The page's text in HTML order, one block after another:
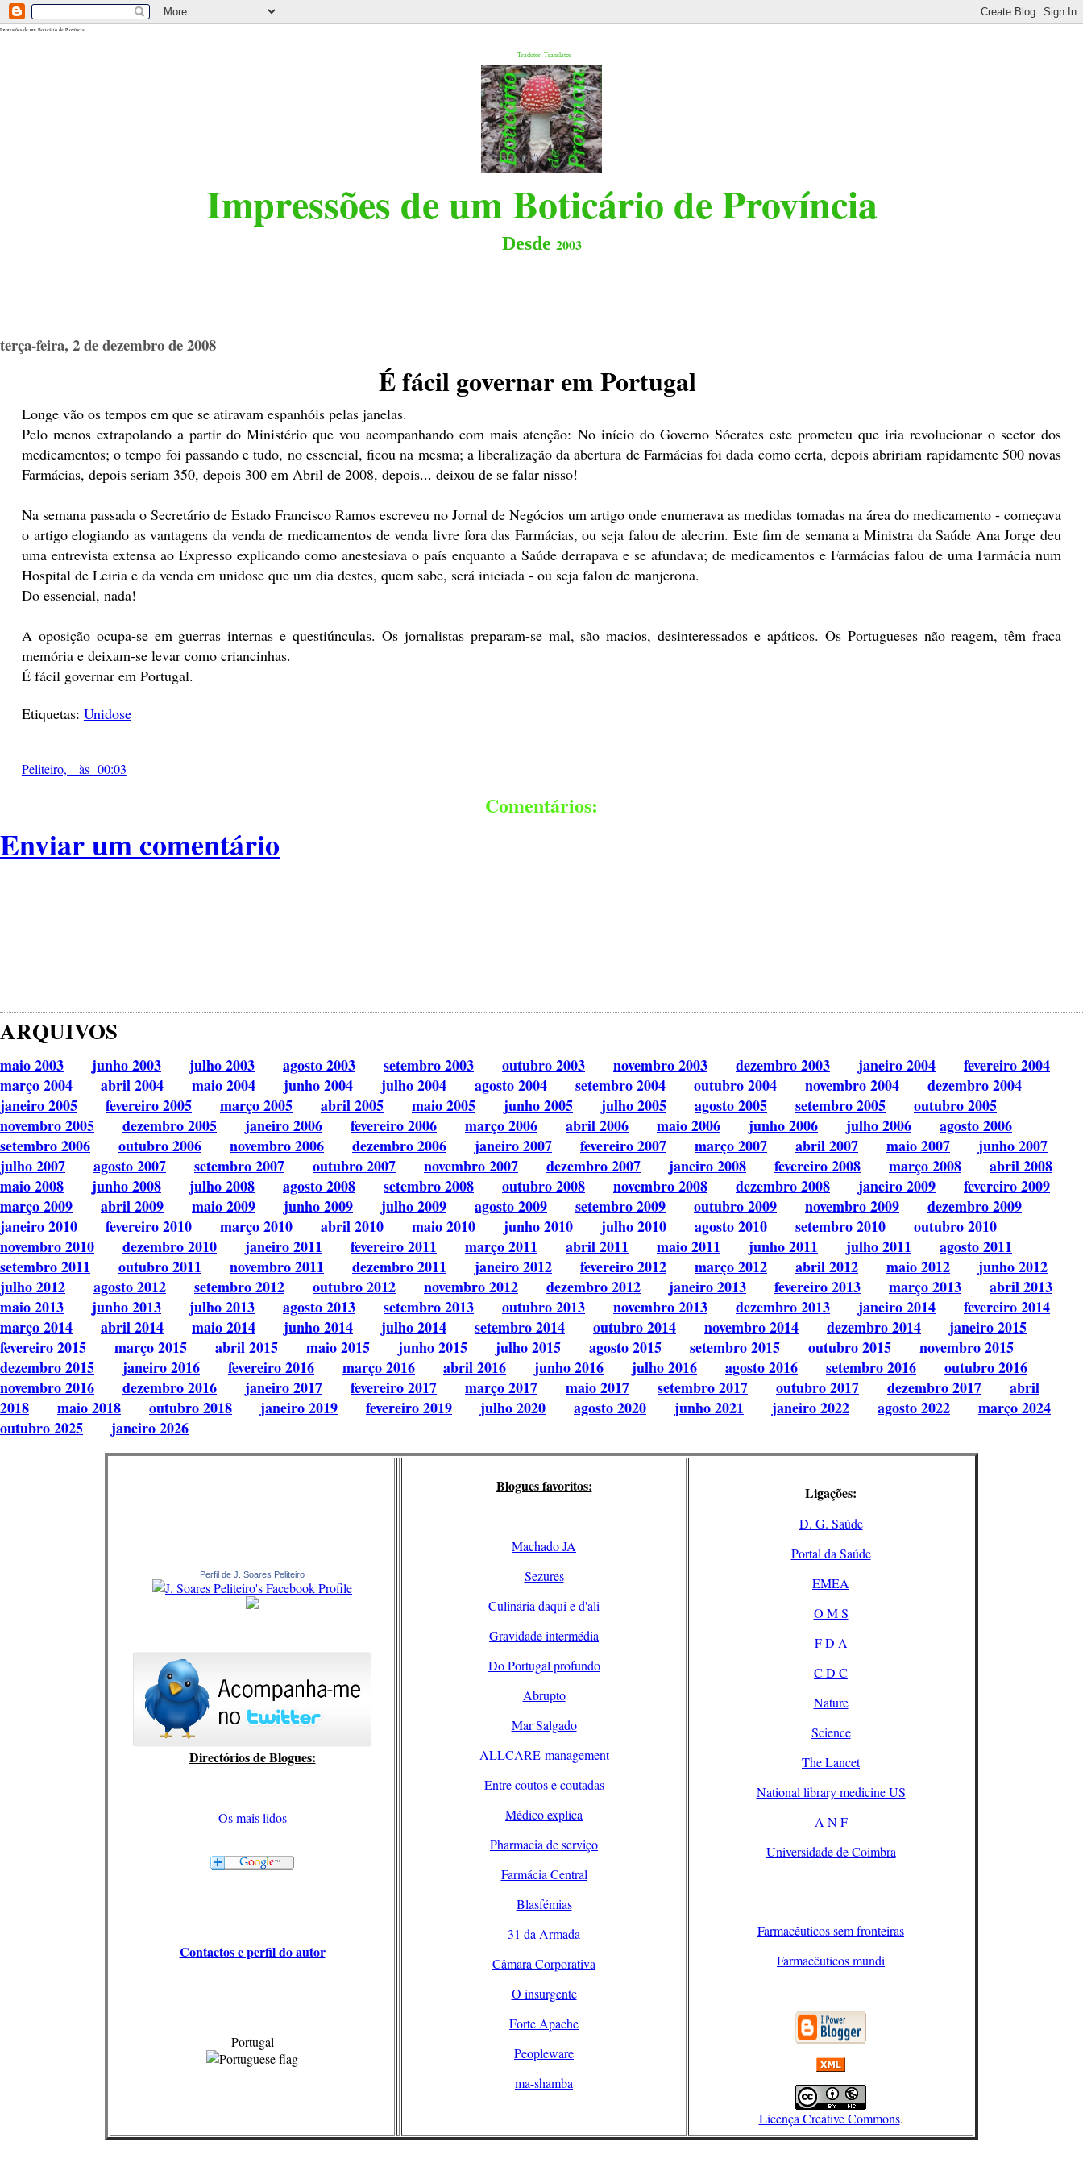
<$BlogRSDUrl$>
Impressões de um Boticário de Província
Tradutor Translator
Impressões de um Boticário de Província
Desde 2003
terça-feira, 2 de dezembro de 2008
É fácil governar em Portugal
Longe vão os tempos em que se atiravam espanhóis pelas janelas.
Pelo menos extrapolando a partir do Ministério que vou acompanhando com mais atenção: No início do Governo Sócrates este prometeu que iria revolucionar o sector dos
medicamentos; o tempo foi passando e tudo, no essencial, ficou na mesma; a liberalização da abertura de Farmácias foi dada como certa, depois abririam rapidamente 500 novas
Farmácias, depois seriam 350, depois 300 em Abril de 2008, depois... deixou de se falar nisso!
Na semana passada o Secretário de Estado Francisco Ramos escreveu no Jornal de Negócios um artigo onde enumerava as medidas tomadas na área do medicamento - começava
o artigo elogiando as vantagens da venda de medicamentos de venda livre fora das Farmácias, ou seja falou de alecrim. Este fim de semana a Ministra da Saúde Ana Jorge deu
uma entrevista extensa ao Expresso explicando como anestesiava o país enquanto a Saúde derrapava e se afundava; de medicamentos e Farmácias falou de uma Farmácia num
Hospital de Leiria e da venda em unidose que um dia destes, quem sabe, será iniciada - ou seja falou de manjerona.
Do essencial, nada!
A oposição ocupa-se em guerras internas e questiúnculas. Os jornalistas preparam-se mal, são macios, desinteressados e apáticos. Os Portugueses não reagem, têm fraca
memória e deixam-se levar como criancinhas.
É fácil governar em Portugal.
Etiquetas: Unidose
Peliteiro, às 00:03
Comentários:
Enviar um comentário
ARQUIVOS
maio 2003 junho 2003 julho 2003 agosto 2003 setembro 2003 outubro 2003 novembro 2003 dezembro 2003 janeiro 2004
fevereiro 2004
março 2004
abril 2004 maio 2004 junho 2004 julho 2004 agosto 2004 setembro 2004 outubro 2004 novembro 2004
dezembro 2004
janeiro 2005
fevereiro 2005 março 2005 abril 2005 maio 2005 junho 2005 julho 2005 agosto 2005 setembro 2005
outubro 2005
novembro 2005
dezembro 2005 janeiro 2006 fevereiro 2006 março 2006 abril 2006 maio 2006 junho 2006 julho 2006
agosto 2006
setembro 2006
outubro 2006 novembro 2006 dezembro 2006 janeiro 2007 fevereiro 2007 março 2007 abril 2007 maio 2007
junho 2007
julho 2007
agosto 2007 setembro 2007 outubro 2007 novembro 2007 dezembro 2007 janeiro 2008 fevereiro 2008 março 2008
abril 2008
maio 2008
junho 2008 julho 2008 agosto 2008 setembro 2008 outubro 2008 novembro 2008 dezembro 2008 janeiro 2009
fevereiro 2009
março 2009
abril 2009 maio 2009 junho 2009 julho 2009 agosto 2009 setembro 2009 outubro 2009 novembro 2009
dezembro 2009
janeiro 2010
fevereiro 2010 março 2010 abril 2010 maio 2010 junho 2010 julho 2010 agosto 2010 setembro 2010
outubro 2010
novembro 2010
dezembro 2010 janeiro 2011 fevereiro 2011 março 2011 abril 2011 maio 2011 junho 2011 julho 2011
agosto 2011
setembro 2011
outubro 2011 novembro 2011 dezembro 2011 janeiro 2012 fevereiro 2012 março 2012 abril 2012 maio 2012
junho 2012
julho 2012
agosto 2012 setembro 2012 outubro 2012 novembro 2012 dezembro 2012 janeiro 2013 fevereiro 2013 março 2013
abril 2013
maio 2013
junho 2013 julho 2013 agosto 2013 setembro 2013 outubro 2013 novembro 2013 dezembro 2013 janeiro 2014
fevereiro 2014
março 2014
abril 2014 maio 2014 junho 2014 julho 2014 setembro 2014 outubro 2014 novembro 2014 dezembro 2014
janeiro 2015
fevereiro 2015
março 2015 abril 2015 maio 2015 junho 2015 julho 2015 agosto 2015 setembro 2015 outubro 2015
novembro 2015
dezembro 2015
janeiro 2016 fevereiro 2016 março 2016 abril 2016 junho 2016 julho 2016 agosto 2016 setembro 2016
outubro 2016
novembro 2016
dezembro 2016 janeiro 2017 fevereiro 2017 março 2017 maio 2017 setembro 2017 outubro 2017 dezembro 2017
abril
2018
maio 2018 outubro 2018 janeiro 2019 fevereiro 2019 julho 2020 agosto 2020 junho 2021 janeiro 2022 agosto 2022
março 2024
outubro 2025
janeiro 2026
Perfil de J. Soares Peliteiro
Directórios de Blogues:
Os mais lidos
Contactos e perfil do autor
Portugal
Blogues favoritos:
Machado JA
Sezures
Culinária daqui e d'ali
Gravidade intermédia
Do Portugal profundo
Abrupto
Mar Salgado
ALLCARE-management
Entre coutos e coutadas
Médico explica
Pharmacia de serviço
Farmácia Central
Blasfémias
31 da Armada
Câmara Corporativa
O insurgente
Forte Apache
Peopleware
ma-shamba
Ligações:
D. G. Saúde
Portal da Saúde
EMEA
O M S
F D A
C D C
Nature
Science
The Lancet
National library medicine US
A N F
Universidade de Coimbra
Farmacêuticos sem fronteiras
Farmacêuticos mundi
Licença Creative Commons.